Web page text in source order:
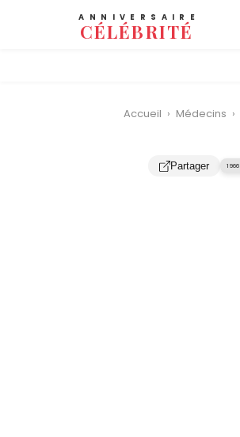
ANNIVERSAIRE
CÉLÉBRITÉ
Accueil › Médecins ›
Partager 1966